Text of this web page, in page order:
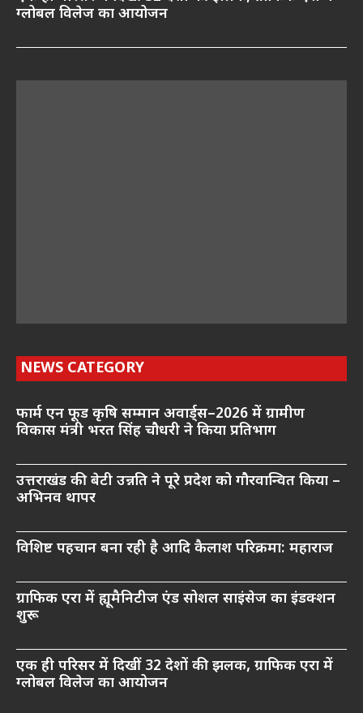
ग्लोबल विलेज का आयोजन
NEWS CATEGORY
फार्म एन फूड कृषि सम्मान अवार्ड्स–2026 में ग्रामीण
विकास मंत्री भरत सिंह चौधरी ने किया प्रतिभाग
उत्तराखंड की बेटी उन्नति ने पूरे प्रदेश को गौरवान्वित किया –
अभिनव थापर
विशिष्ट पहचान बना रही है आदि कैलाश परिक्रमा: महाराज
ग्राफिक एरा में ह्यूमैनिटीज एंड सोशल साइंसेज का इंडक्शन
शुरू
एक ही परिसर में दिखीं 32 देशों की झलक, ग्राफिक एरा में
ग्लोबल विलेज का आयोजन